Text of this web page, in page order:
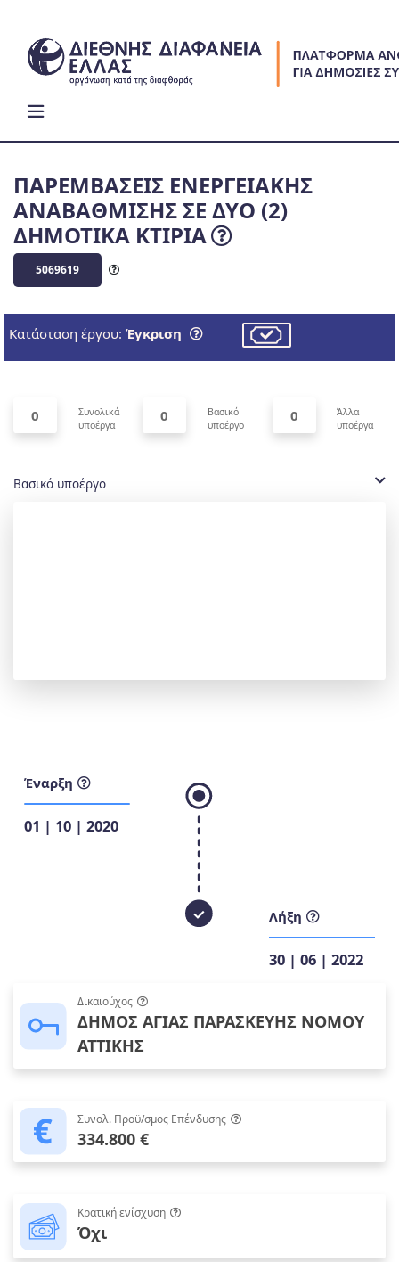
content
ΠΑΡΕΜΒΑΣΕΙΣ ΕΝΕΡΓΕΙΑΚΗΣ
ΑΝΑΒΑΘΜΙΣΗΣ ΣΕ ΔΥΟ (2)
ΔΗΜΟΤΙΚΑ ΚΤΙΡΙΑ
5069619
Κατάσταση έργου: Έγκριση
0
Συνολικά
υποέργα
0
Βασικό
υποέργο
0
Άλλα
υποέργα
Βασικό υποέργο
Έναρξη
01 | 10 | 2020
Λήξη
30 | 06 | 2022
Δικαιούχος
ΔΗΜΟΣ ΑΓΙΑΣ ΠΑΡΑΣΚΕΥΗΣ ΝΟΜΟΥ
ΑΤΤΙΚΗΣ
Συνολ. Προϋ/σμος Επένδυσης
334.800 €
Κρατική ενίσχυση
Όχι